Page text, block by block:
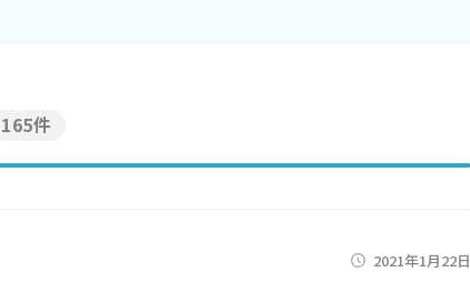
165件
2021年1月22日